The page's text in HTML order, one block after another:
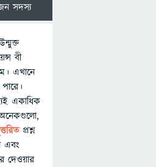
সদস্য
বী
এখানে
একাধিক
অনেকগুলো,
প্রশ্ন
এবং
দেওয়ার